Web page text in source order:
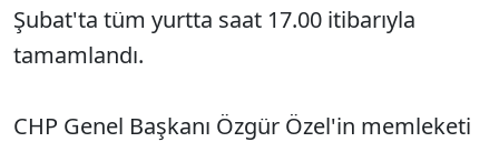
Şubat'ta tüm yurtta saat 17.00 itibarıyla
tamamlandı.
CHP Genel Başkanı Özgür Özel'in memleketi